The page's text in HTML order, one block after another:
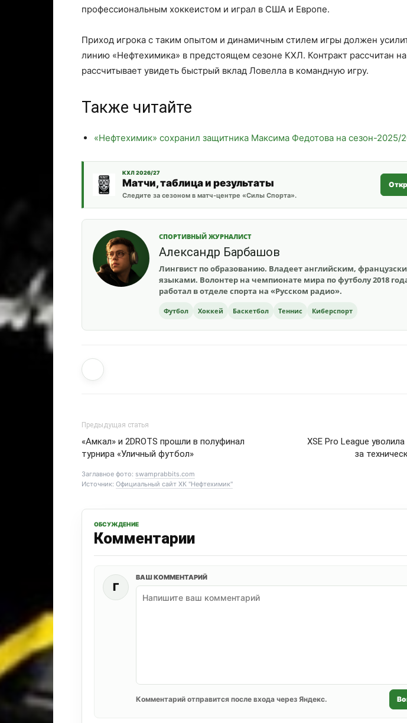
профессиональным хоккеистом и играл в США и Европе.
Приход игрока с таким опытом и динамичным стилем игры должен
линию «Нефтехимика» в предстоящем сезоне КХЛ. Контракт рассчитан
рассчитывает увидеть быстрый вклад Ловелла в командную игру.
Также читайте
«Нефтехимик» сохранил защитника Максима Федотова на сезон-2025/
КХЛ 2026/27
Матчи, таблица и результаты
Следите за сезоном в матч-центре «Силы Спорта».
СПОРТИВНЫЙ ЖУРНАЛИСТ
Александр Барбашов
Лингвист по образованию. Владеет английским,
языками. Волонтер на чемпионате мира по футболу 2018
работал в отделе спорта на «Русском радио».
Футбол Хоккей Баскетбол Теннис Киберспорт
Предыдущая статья
«Амкал» и 2DROTS прошли в полуфинал
турнира «Уличный футбол»
XSE Pro League
за
Заглавное фото: swamprabbits.com
Источник: Официальный сайт ХК "Нефтехимик"
ОБСУЖДЕНИЕ
Комментарии
Г
ВАШ КОММЕНТАРИЙ
Комментарий отправится после входа через Яндекс.